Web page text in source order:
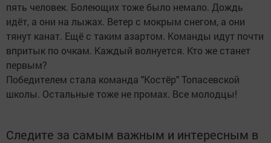
пять человек. Болеющих тоже было немало. Дождь
идёт, а они на лыжах. Ветер с мокрым снегом, а они
тянут канат. Ещё с таким азартом. Команды идут почти
впритык по очкам. Каждый волнуется. Кто же станет
первым?
Победителем стала команда "Костёр" Топасевской
школы. Остальные тоже не промах. Все молодцы!
Следите за самым важным и интересным в